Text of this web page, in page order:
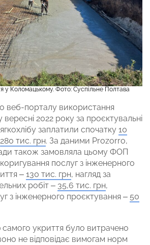
у Коломацькому. Фото: Суспільне Полтава
веб-порталу використання
вересні 2022 року за проєктувальні
заплатили спочатку 10
280 тис. грн. За даними Prozorro,
також замовляла цьому ФОП
послуг з інженерного
– 130 тис. грн, нагляд за
робіт – 35,6 тис. грн,
з інженерного проєктування – 50
укриття було витрачено
не відповідає вимогам норм